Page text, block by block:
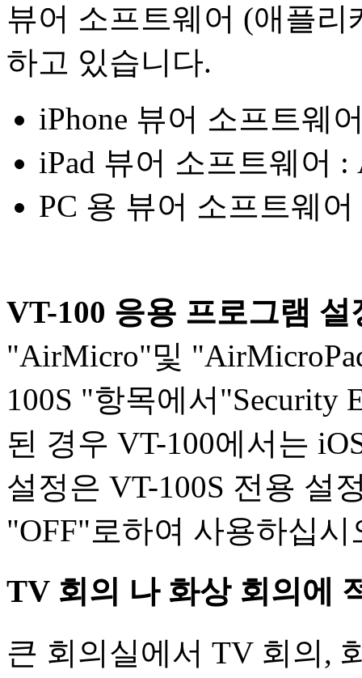
뷰어 소프트웨어 (애플
하고 있습니다.
iPhone 뷰어 소프트웨
iPad 뷰어 소프트웨어 :
PC 용 뷰어 소프트웨
VT-100 응용 프로그램 설
"AirMicro"및
100S "항목에서"Security
된 경우 VT-100에서는
설정은 VT-100S 전용 설
"OFF"로하여 사용하십시
TV 회의 나 화상 회의에
큰 회의실에서 TV 회의,